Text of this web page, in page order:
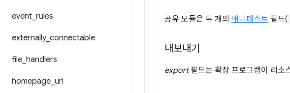
event rules
externally_ connectable
file handlers
homepage url
공유 모듈은 두 개의 매니페스트 필드(
내보내기
export필드는 확장 프로그램이 리소